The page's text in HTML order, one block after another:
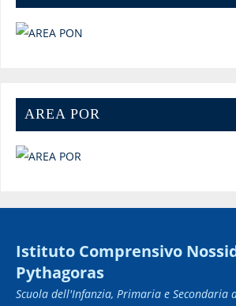
AREA POR
Istituto Comprensivo
Pythagoras
Scuola dell'Infanzia, Primaria e Secondaria